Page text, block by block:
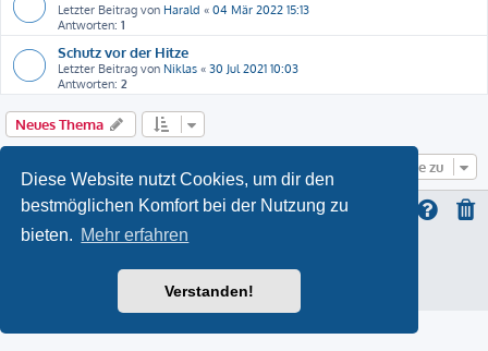
Diese Website nutzt Cookies, um dir den
bestmöglichen Komfort bei der Nutzung zu
bieten. Mehr erfahren
Verstanden!
Letzter Beitrag von Harald « 04 Mär 2022 15:13
Antworten: 1
Schutz vor der Hitze
Letzter Beitrag von Niklas « 30 Jul 2021 10:03
Antworten: 2
Neues Thema
Gehe zu
phpBB.de
Datenschutz|Nutzungsbedingungen